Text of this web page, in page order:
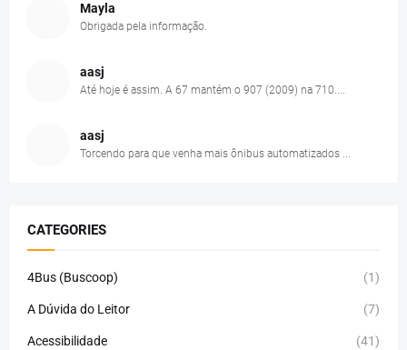
Mayla
Obrigada pela informação.
aasj
Até hoje é assim. A 67 mantém o 907 (2009) na 710....
aasj
Torcendo para que venha mais ônibus automatizados ...
CATEGORIES
4Bus (Buscoop) (1)
A Dúvida do Leitor (7)
Acessibilidade (41)